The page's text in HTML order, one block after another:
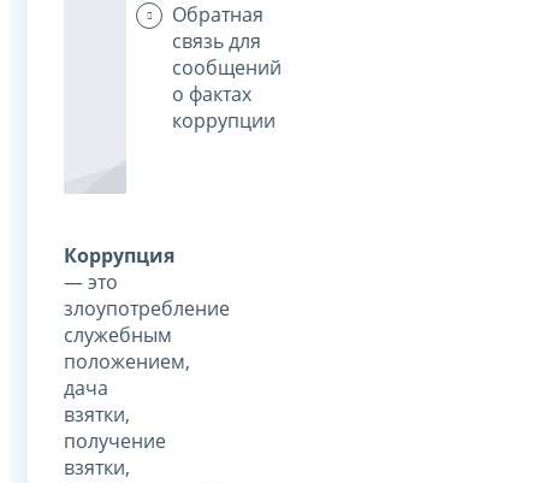
Обратная
связь для
сообщений
о фактах
коррупции
Коррупция
— это
злоупотребление
служебным
положением,
дача
взятки,
получение
взятки,